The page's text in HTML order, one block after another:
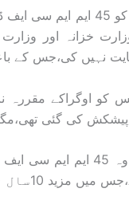
خزانہ اور
نہیں کی،جس کے
کی گئی
کی گنجائش بھی ہو۔